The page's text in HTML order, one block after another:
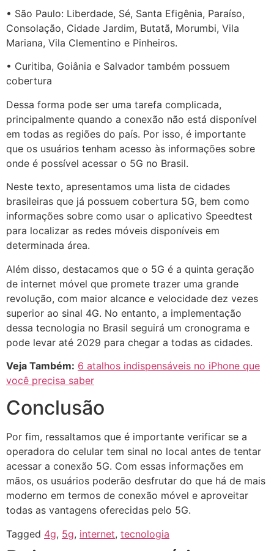
• São Paulo: Liberdade, Sé, Santa Efigênia, Paraíso,
Consolação, Cidade Jardim, Butatã, Morumbi, Vila
Mariana, Vila Clementino e Pinheiros.
• Curitiba, Goiânia e Salvador também possuem
cobertura
Dessa forma pode ser uma tarefa complicada,
principalmente quando a conexão não está disponível
em todas as regiões do país. Por isso, é importante
que os usuários tenham acesso às informações sobre
onde é possível acessar o 5G no Brasil.
Neste texto, apresentamos uma lista de cidades
brasileiras que já possuem cobertura 5G, bem como
informações sobre como usar o aplicativo Speedtest
para localizar as redes móveis disponíveis em
determinada área.
Além disso, destacamos que o 5G é a quinta geração
de internet móvel que promete trazer uma grande
revolução, com maior alcance e velocidade dez vezes
superior ao sinal 4G. No entanto, a implementação
dessa tecnologia no Brasil seguirá um cronograma e
pode levar até 2029 para chegar a todas as cidades.
Veja Também: 6 atalhos indispensáveis no iPhone que
você precisa saber
Conclusão
Por fim, ressaltamos que é importante verificar se a
operadora do celular tem sinal no local antes de tentar
acessar a conexão 5G. Com essas informações em
mãos, os usuários poderão desfrutar do que há de mais
moderno em termos de conexão móvel e aproveitar
todas as vantagens oferecidas pelo 5G.
Tagged 4g, 5g, internet, tecnologia